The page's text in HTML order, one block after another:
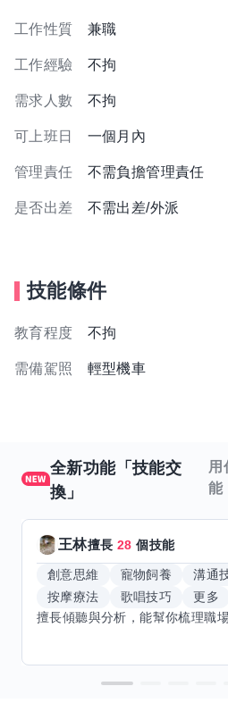
工作性質 兼職
工作經驗 不拘
需求人數 不拘
可上班日 一個月內
管理責任 不需負擔管理責任
是否出差 不需出差/外派
技能條件
教育程度 不拘
需備駕照 輕型機車
全新功能「技能交
換」
用
能
王林擅長28 個技能
創意思維 寵物飼養
溝通
按摩療法
歌唱技巧
更多